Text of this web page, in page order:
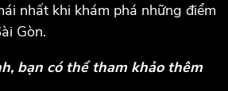
nhất khi khám phá những điểm
Gòn.
bạn có thể tham khảo thêm